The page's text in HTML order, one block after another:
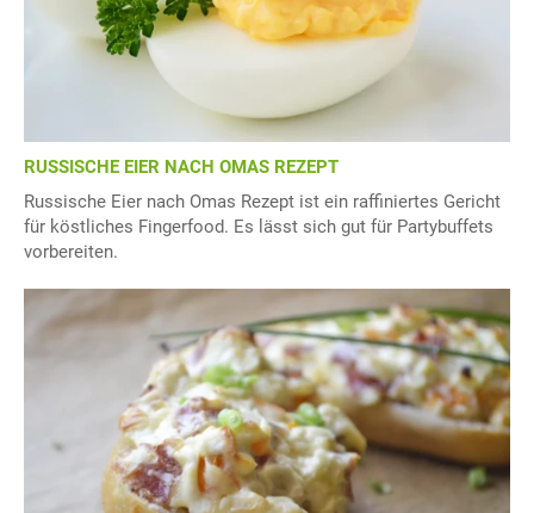
RUSSISCHE EIER NACH OMAS REZEPT
Russische Eier nach Omas Rezept ist ein raffiniertes Gericht
für köstliches Fingerfood. Es lässt sich gut für Partybuffets
vorbereiten.